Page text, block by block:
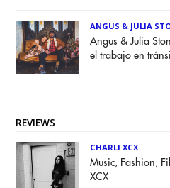
ANGUS & JULIA
Angus & Julia
el trabajo en
REVIEWS
CHARLI XCX
Music, Fashion,
XCX